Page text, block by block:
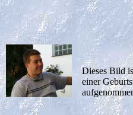
Dieses Bild
einer